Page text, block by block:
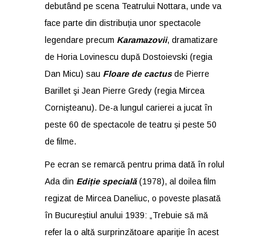
debutând pe scena Teatrului Nottara, unde va
face parte din distribuția unor spectacole
legendare precum Karamazovii, dramatizare
de Horia Lovinescu după Dostoievski (regia
Dan Micu) sau Floare de cactusde Pierre
Barillet şi Jean Pierre Gredy (regia Mircea
Cornişteanu). De-a lungul carierei a jucat în
peste 60 de spectacole de teatru și peste 50
de filme.
Pe ecran se remarcă pentru prima dată în rolul
Ada din Ediție specială(1978), al doilea film
regizat de Mircea Daneliuc, o poveste plasată
în Bucureștiul anului 1939: „Trebuie să mă
refer la o altă surprinzătoare apariţie în acest